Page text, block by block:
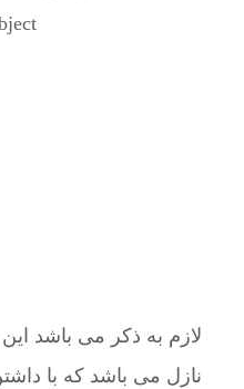
لازم به ذکر می باشد